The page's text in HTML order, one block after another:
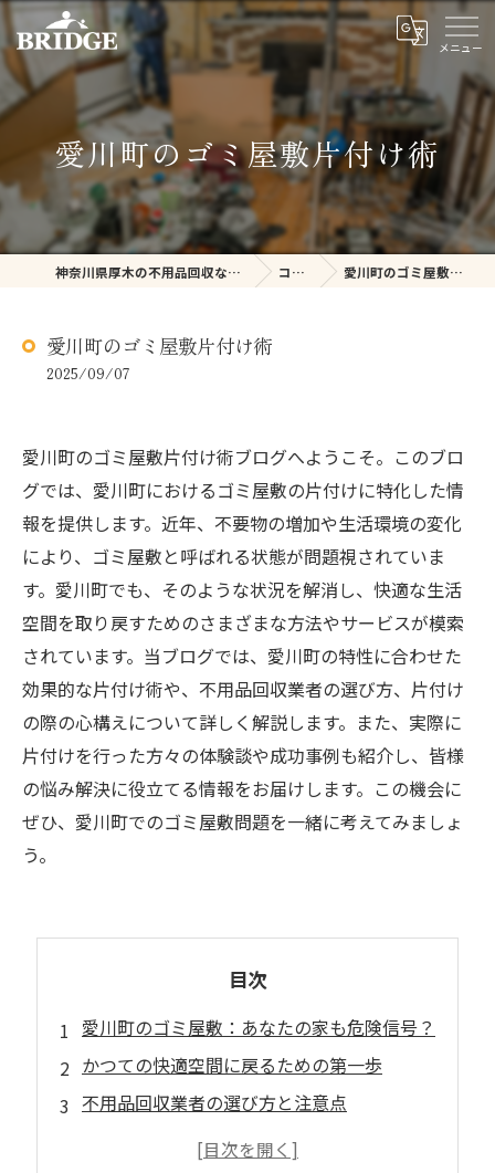
愛川町のゴミ屋敷片付け術
神奈川県厚木の不用品回収ならBRIDGE コラム 愛川町のゴミ屋敷片付け術
愛川町のゴミ屋敷片付け術
2025/09/07
愛川町のゴミ屋敷片付け術ブログへようこそ。このブロ
グでは、愛川町におけるゴミ屋敷の片付けに特化した情
報を提供します。近年、不要物の増加や生活環境の変化
により、ゴミ屋敷と呼ばれる状態が問題視されていま
す。愛川町でも、そのような状況を解消し、快適な生活
空間を取り戻すためのさまざまな方法やサービスが模索
されています。当ブログでは、愛川町の特性に合わせた
効果的な片付け術や、不用品回収業者の選び方、片付け
の際の心構えについて詳しく解説します。また、実際に
片付けを行った方々の体験談や成功事例も紹介し、皆様
の悩み解決に役立てる情報をお届けします。この機会に
ぜひ、愛川町でのゴミ屋敷問題を一緒に考えてみましょ
う。
目次
愛川町のゴミ屋敷：あなたの家も危険信号？
かつての快適空間に戻るための第一歩
不用品回収業者の選び方と注意点
片付けのプロに学ぶ！愛川町の片付け術